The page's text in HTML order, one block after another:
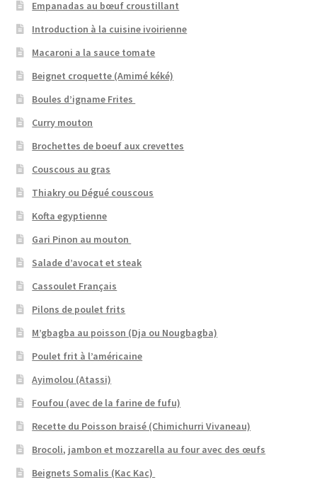
Empanadas au bœuf croustillant
Introduction à la cuisine ivoirienne
Macaroni a la sauce tomate
Beignet croquette (Amimé kéké)
Boules d’igname Frites
Curry mouton
Brochettes de boeuf aux crevettes
Couscous au gras
Thiakry ou Dégué couscous
Kofta egyptienne
Gari Pinon au mouton
Salade d’avocat et steak
Cassoulet Français
Pilons de poulet frits
M’gbagba au poisson (Dja ou Nougbagba)
Poulet frit à l’américaine
Ayimolou (Atassi)
Foufou (avec de la farine de fufu)
Recette du Poisson braisé (Chimichurri Vivaneau)
Brocoli, jambon et mozzarella au four avec des œufs
Beignets Somalis (Kac Kac)